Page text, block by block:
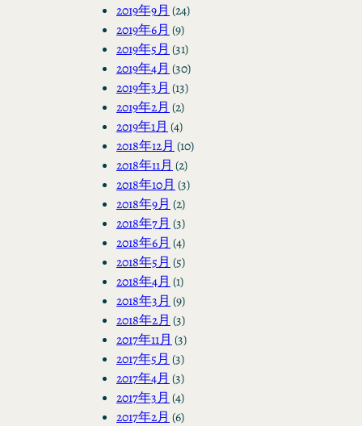
2019年9月 (24)
2019年6月 (9)
2019年5月 (31)
2019年4月 (30)
2019年3月 (13)
2019年2月 (2)
2019年1月 (4)
2018年12月 (10)
2018年11月 (2)
2018年10月 (3)
2018年9月 (2)
2018年7月 (3)
2018年6月 (4)
2018年5月 (5)
2018年4月 (1)
2018年3月 (9)
2018年2月 (3)
2017年11月 (3)
2017年5月 (3)
2017年4月 (3)
2017年3月 (4)
2017年2月 (6)